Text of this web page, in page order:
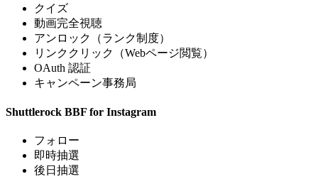
クイズ
動画完全視聴
アンロック（ランク制度）
リンククリック（Webページ閲覧）
OAuth 認証
キャンペーン事務局
Shuttlerock BBF for Instagram
フォロー
即時抽選
後日抽選